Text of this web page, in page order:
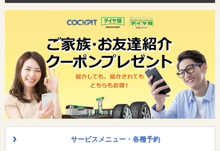
サービスメニュー・各種予約